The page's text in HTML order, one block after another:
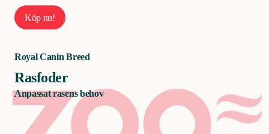
Köp nu!
Royal Canin Breed
Rasfoder
Anpassat rasens behov